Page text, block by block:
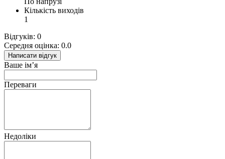
Кількість виходів
1
Відгуків: 0
Середня оцінка: 0.0
Написати відгук
Ваше ім’я
Переваги
Недоліки